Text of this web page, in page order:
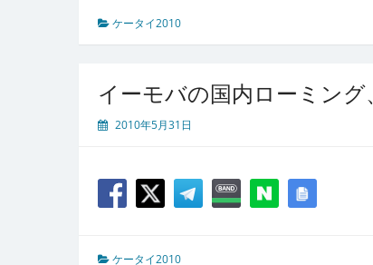
ケータイ2010
イーモバの国内ローミング
2010年5月31日
ケータイ2010